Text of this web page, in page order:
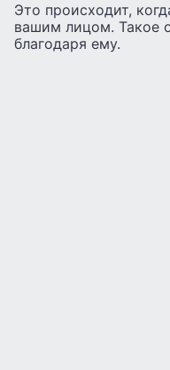
Это происходит,
вашим лицом. Такое
благодаря ему.